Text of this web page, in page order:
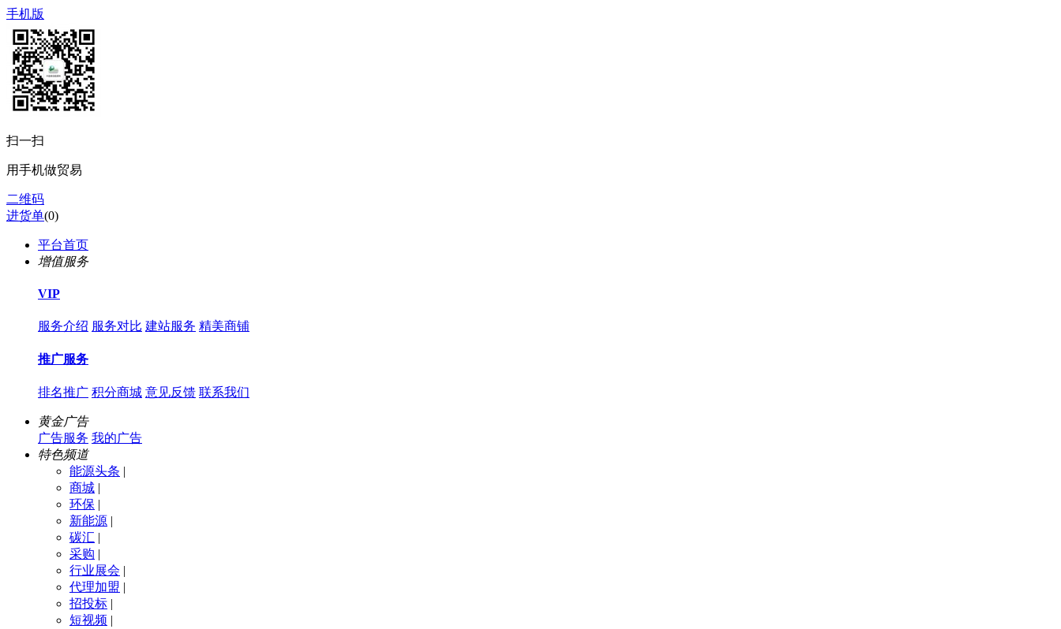
手机版
扫一扫
用手机做贸易
二维码
进货单(0)
平台首页
增值服务
VIP
服务介绍 服务对比 建站服务 精美商铺
推广服务
排名推广 积分商城 意见反馈 联系我们
黄金广告
广告服务 我的广告
特色频道
能源头条 |
商城 |
环保 |
新能源 |
碳汇 |
采购 |
行业展会 |
代理加盟 |
招投标 |
短视频 |